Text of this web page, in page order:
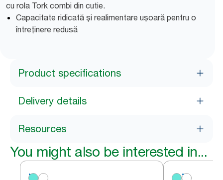
cu rola Tork combi din cutie.
Capacitate ridicată și realimentare ușoară pentru o
întreținere redusă
Product specifications
Delivery details
Resources
You might also be interested in...